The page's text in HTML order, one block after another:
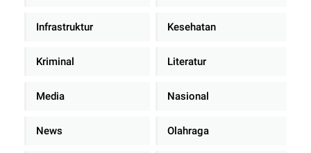
Infrastruktur Kesehatan
Kriminal Literatur
Media Nasional
News Olahraga